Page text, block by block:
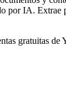
por IA. Extrae
gratuitas de